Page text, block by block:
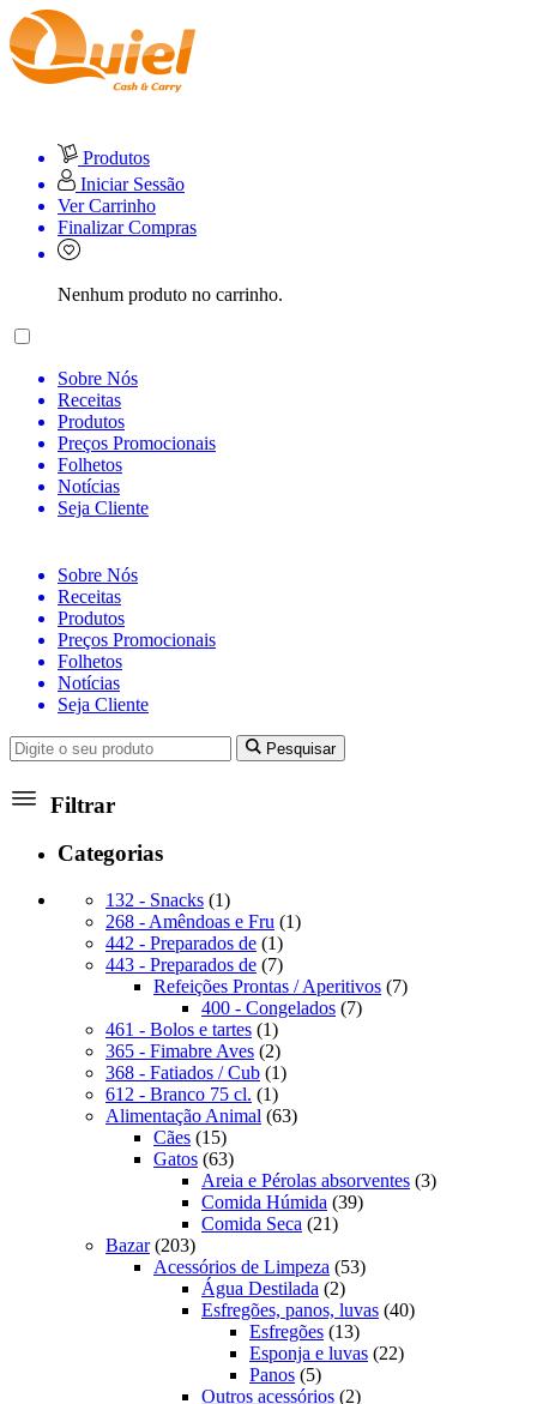
Produtos
Iniciar Sessão
Ver Carrinho
Finalizar Compras
Nenhum produto no carrinho.
Sobre Nós
Receitas
Produtos
Preços Promocionais
Folhetos
Notícias
Seja Cliente
Sobre Nós
Receitas
Produtos
Preços Promocionais
Folhetos
Notícias
Seja Cliente
Pesquisar
Filtrar
Categorias
132 - Snacks 11
produto
268 - Amêndoas e Fru 11
442 - Preparados de 11
produto
443 - Preparados de 77
produtos
Refeições Prontas / Aperitivos 77
400 - Congelados 77
461 - Bolos e tartes 11
produto
365 - Fimabre Aves 22
produtos
368 - Fatiados / Cub 11
612 - Branco 75 cl. 11
produto
Alimentação Animal 6363
Cães 1515
produtos
Gatos 6363
produtos
Areia e Pérolas absorventes 33
Comida Húmida 3939
Comida Seca 2121
Bazar 203203
produtos
Acessórios de Limpeza 5353
Água Destilada 22
produtos
Esfregões, panos, luvas 4040
Esfregões 1313
produtos
Esponja e luvas 2222
Panos 55
produtos
Outros acessórios 22